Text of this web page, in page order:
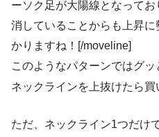
ーソク足が大陽線となって
消していることからも上昇
かりますね！[/moveline]
このようなパターンではグッ
ネックラインを上抜けたら買
ただ、ネックライン1つだけ